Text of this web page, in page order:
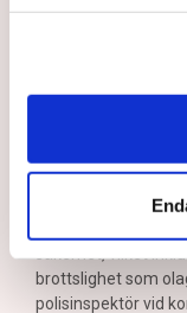
brottslighet som
polisinspektör vid